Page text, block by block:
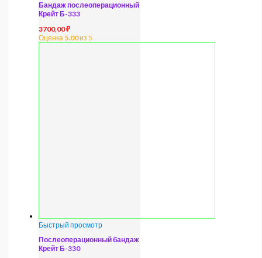
Бандаж послеоперационный
Крейт Б-333
3700,00₽
Оценка 5.00из 5
Быстрый просмотр
Послеоперационный бандаж
Крейт Б-330